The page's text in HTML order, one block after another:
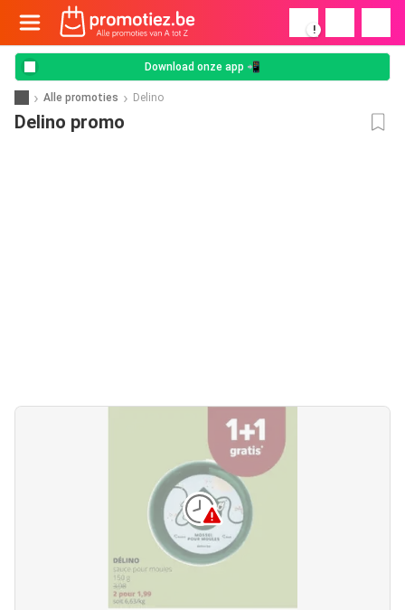
!
Download onze app 📲
Alle promoties Delino
Delino promo